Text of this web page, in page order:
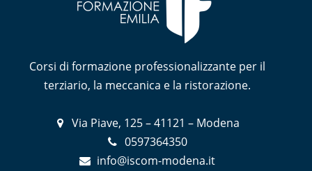
Corsi di formazione professionalizzante per il
terziario, la meccanica e la ristorazione.
Via Piave, 125 – 41121 – Modena
0597364350
info@iscom-modena.it